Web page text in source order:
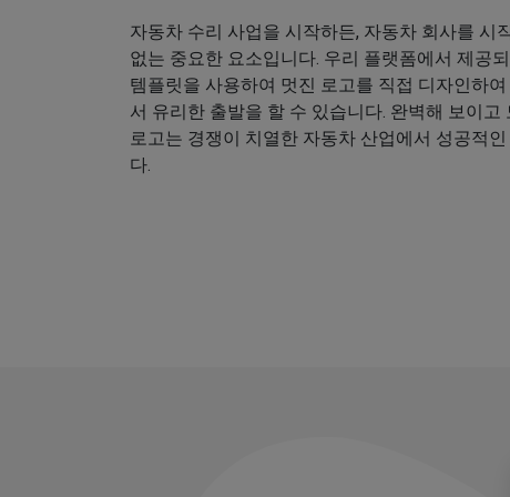
자동차 수리 사업을 시작하든, 자동차 회사를 시
없는 중요한 요소입니다. 우리 플랫폼에서 제공
템플릿을 사용하여 멋진 로고를 직접 디자인하
서 유리한 출발을 할 수 있습니다. 완벽해 보이고
로고는 경쟁이 치열한 자동차 산업에서 성공적
다.